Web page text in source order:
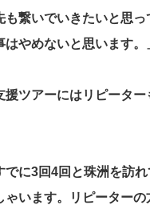
も繋いでいきたいと思
はやめないと思います。
ツアーにはリピーター
でに3回4回と珠洲を訪
ゃいます。リピーター